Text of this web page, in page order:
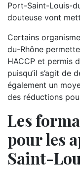
Port-Saint-Louis-
douteuse vont
Certains
du-Rhône
HACCP et permis
puisqu’il s’agit de
également un
des réductions
Les
pour les
Saint-